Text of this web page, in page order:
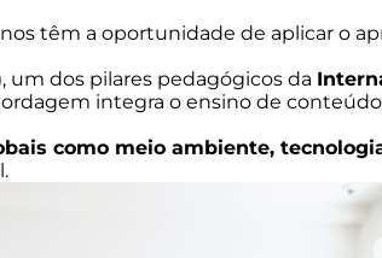
têm a oportunidade de aplicar o
dos pilares pedagógicos da
integra o ensino de
como meio ambiente,